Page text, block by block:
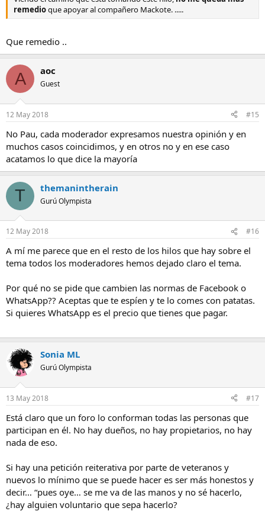
remedioque apoyar al compañero Mackote. .....
Que remedio ..
A aoc
Guest
12 May 2018 #15
No Pau, cada moderador expresamos nuestra opinión y en
muchos casos coincidimos, y en otros no y en ese caso
acatamos lo que dice la mayoría
T themanintherain
Gurú Olympista
12 May 2018 #16
A mí me parece que en el resto de los hilos que hay sobre el
tema todos los moderadores hemos dejado claro el tema.
Por qué no se pide que cambien las normas de Facebook o
WhatsApp?? Aceptas que te espíen y te lo comes con patatas.
Si quieres WhatsApp es el precio que tienes que pagar.
Sonia ML
Gurú Olympista
13 May 2018 #17
Está claro que un foro lo conforman todas las personas que
participan en él. No hay dueños, no hay propietarios, no hay
nada de eso.
Si hay una petición reiterativa por parte de veteranos y
nuevos lo mínimo que se puede hacer es ser más honestos y
decir… “pues oye… se me va de las manos y no sé hacerlo,
¿hay alguien voluntario que sepa hacerlo?